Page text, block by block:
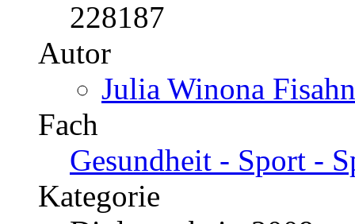
BWL -
Organisation
Kategorie
Diplomarbeit, 1998
Preis
US$ 46,99